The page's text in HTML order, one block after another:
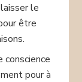
le
être
conscience
pour à